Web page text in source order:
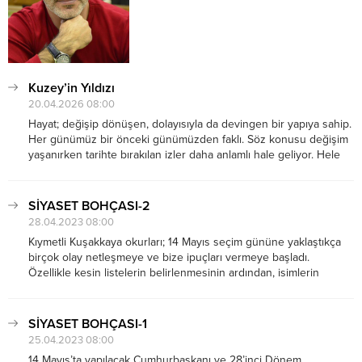
Kuzey’in Yıldızı
20.04.2026 08:00
Hayat; değişip dönüşen, dolayısıyla da devingen bir yapıya sahip.
Her günümüz bir önceki günümüzden faklı. Söz konusu değişim
yaşanırken tarihte bırakılan izler daha anlamlı hale geliyor. Hele
SİYASET BOHÇASI-2
28.04.2023 08:00
Kıymetli Kuşakkaya okurları; 14 Mayıs seçim gününe yaklaştıkça
birçok olay netleşmeye ve bize ipuçları vermeye başladı.
Özellikle kesin listelerin belirlenmesinin ardından, isimlerin
kazıyarak gelmişlerin yanı...
SİYASET BOHÇASI-1
25.04.2023 08:00